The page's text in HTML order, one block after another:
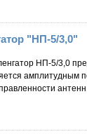
"НП-5/3,0"
НП-5/3,0
амплитудным